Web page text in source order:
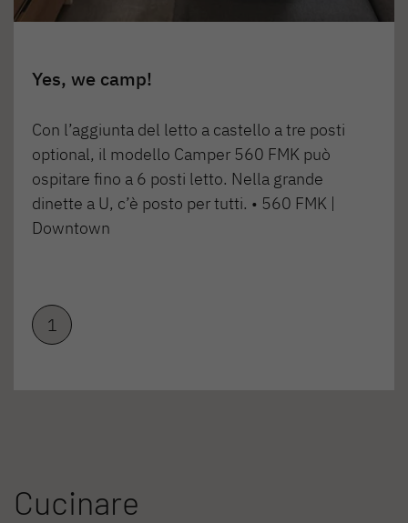
Yes, we camp!
Con l’aggiunta del letto a castello a tre posti
optional, il modello Camper 560 FMK può
ospitare fino a 6 posti letto. Nella grande
dinette a U, c’è posto per tutti. • 560 FMK |
Downtown
1
Cucinare